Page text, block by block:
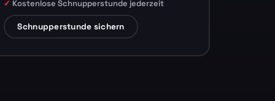
Kostenlose Schnupperstunde jederzeit
Schnupperstunde sichern